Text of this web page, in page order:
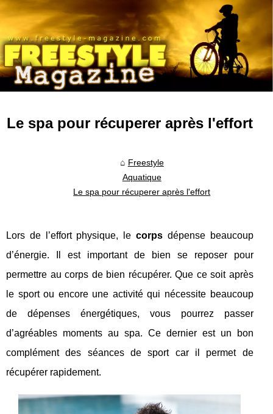
Le spa pour récuperer après l'effort
Freestyle
Aquatique
Le spa pour récuperer après l'effort
Lors de l’effort physique, le corps dépense beaucoup
d’énergie. Il est important de bien se reposer pour
permettre au corps de bien récupérer. Que ce soit après
le sport ou encore une activité qui nécessite beaucoup
de dépenses énergétiques, vous pourrez passer
d’agréables moments au spa. Ce dernier est un bon
complément des séances de sport car il permet de
récupérer rapidement.